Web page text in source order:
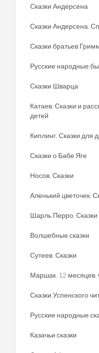
Сказки Андерсена
Сказки Андерсена.
Сказки братьев
Русские народные
Сказки Шварца
Катаев. Сказки и
детей
Киплинг. Сказки для
Сказки о Бабе Яге
Носов. Сказки
Аленький цветочек.
Шарль Перро. Сказки
Волшебные сказки
Сутеев. Сказки
Маршак. 12 месяцев.
Сказки Успенского
Русские народные
Казачьи сказки